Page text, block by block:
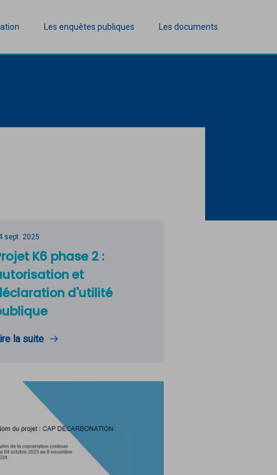
Les enquêtes publiques Les documents
sept. 2025
K6 phase 2 :
et
d'utilité
la suite